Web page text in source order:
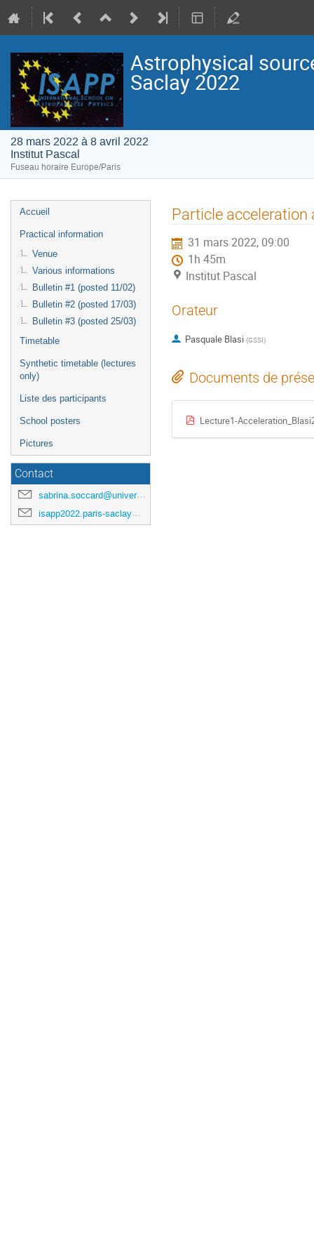
Astrophysical
Saclay 2022
28 mars 2022 à 8 avril 2022
Institut Pascal
Fuseau horaire Europe/Paris
Menu
de
l'événement
Accueil
Practical information
Venue
Various informations
Bulletin #1 (posted 11/02)
Bulletin #2 (posted 17/03)
Bulletin #3 (posted 25/03)
Timetable
Synthetic timetable (lectures
only)
Liste des participants
School posters
Pictures
Contact
sabrina.soccard@universite-paris-saclay.fr
isapp2022.paris-saclay@cea.fr
Particle acceleration
31 mars 2022, 09:00
1h 45m
Institut Pascal
Orateur
Pasquale Blasi (GSSI)
Documents de
Lecture1-